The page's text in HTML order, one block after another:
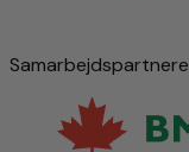
Samarbejdspartnere